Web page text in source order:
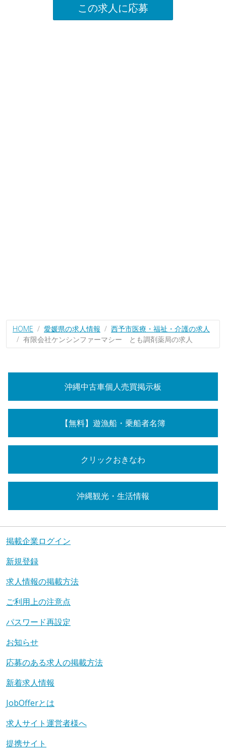
この求人に応募
HOME 愛媛県の求人情報
西予市医療・福祉・介護の求人
有限会社ケンシンファーマシー とも調剤薬局の求人
沖縄中古車個人売買掲示板
【無料】遊漁船・乗船者名簿
クリックおきなわ
沖縄観光・生活情報
掲載企業ログイン
新規登録
求人情報の掲載方法
ご利用上の注意点
パスワード再設定
お知らせ
応募のある求人の掲載方法
新着求人情報
JobOfferとは
求人サイト運営者様へ
提携サイト